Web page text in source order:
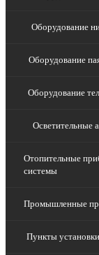
Оборудование
Оборудование
Оборудование
Осветительные
Отопительные
системы
Промышленные
Пункты